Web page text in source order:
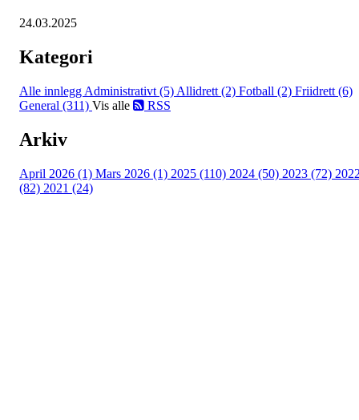
24.03.2025
Kategori
Alle innlegg Administrativt (5) Allidrett (2) Fotball (2) Friidrett (6)
General (311) Vis alle RSS
Arkiv
April 2026 (1) Mars 2026 (1) 2025 (110) 2024 (50) 2023 (72)
(82) 2021 (24)